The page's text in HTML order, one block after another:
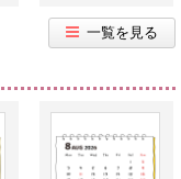
一覧を見る